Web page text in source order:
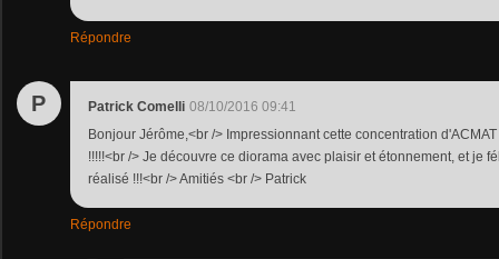
Répondre
P Patrick Comelli 08/10/2016 09:41
Bonjour Jérôme,<br /> Impressionnant cette concentration
!!!!!<br /> Je découvre ce diorama avec plaisir et étonnement, et je
réalisé !!!<br /> Amitiés <br /> Patrick
Répondre